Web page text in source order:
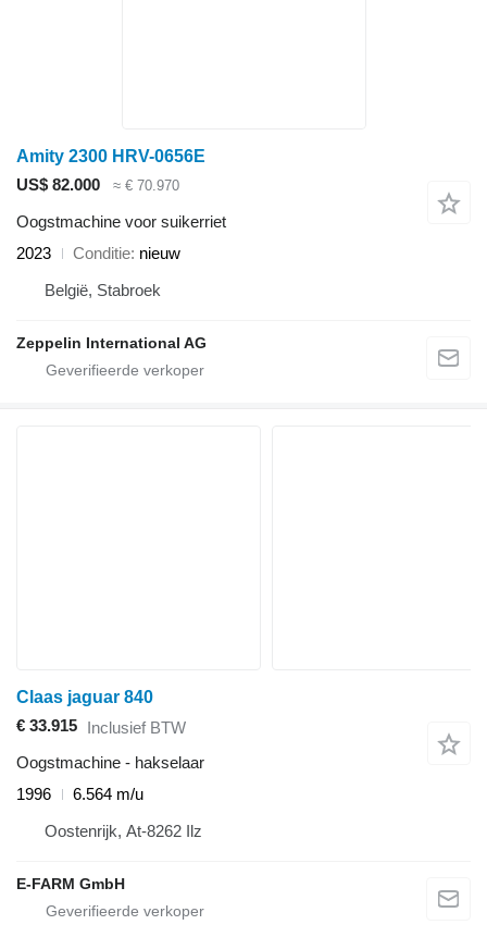
Amity 2300 HRV-0656E
US$ 82.000
≈ € 70.970
Oogstmachine voor suikerriet
2023
Conditie nieuw
België, Stabroek
Zeppelin International AG
Claas jaguar 840
€ 33.915 Inclusief BTW
Oogstmachine - hakselaar
1996
6.564 m/u
Oostenrijk, At-8262 Ilz
E-FARM GmbH